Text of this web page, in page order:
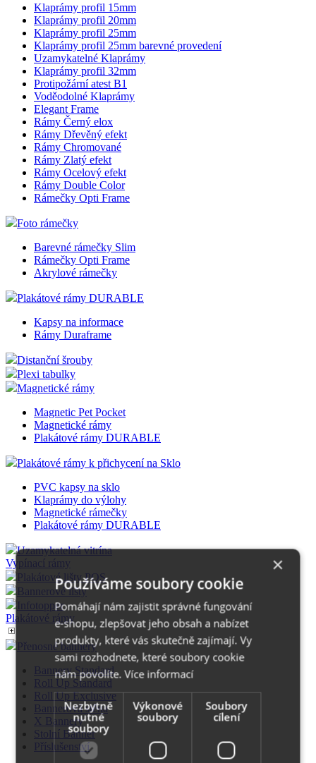
Klaprámy profil 15mm
Klaprámy profil 20mm
Klaprámy profil 25mm
Klaprámy profil 25mm barevné provedení
Uzamykatelné Klaprámy
Klaprámy profil 32mm
Protipožární atest B1
Voděodolné Klaprámy
Elegant Frame
Rámy Černý elox
Rámy Dřevěný efekt
Rámy Chromované
Rámy Zlatý efekt
Rámy Ocelový efekt
Rámy Double Color
Rámečky Opti Frame
Foto rámečky
Barevné rámečky Slim
Rámečky Opti Frame
Akrylové rámečky
Plakátové rámy DURABLE
Kapsy na informace
Rámy Duraframe
Distanční šrouby
Plexi tabulky
Magnetické rámy
Magnetic Pet Pocket
Magnetické rámy
Plakátové rámy DURABLE
Plakátové rámy k přichycení na Sklo
PVC kapsy na sklo
Klaprámy do výlohy
Magnetické rámečky
Plakátové rámy DURABLE
Uzamykatelná vitrína
Vypínací rámy
Plakátové lišty POS
Bannerové lišty
Infotopper
Plakátové rámy
Přenosné bannery
Bannery Standard
Roll Up Standard
Roll Up Exclusive
Bannerová stěna
X Bannery
Stolní Banner
Příslušenství
×
Používáme soubory cookie
Pomáhají nám zajistit správné fungování
e-shopu, zlepšovat jeho obsah a nabízet
produkty, které vás skutečně zajímají. Vy
sami rozhodnete, které soubory cookie
nám povolíte.Více informací
Nezbytně
nutné
soubory
Výkonové
soubory
Soubory
cílení